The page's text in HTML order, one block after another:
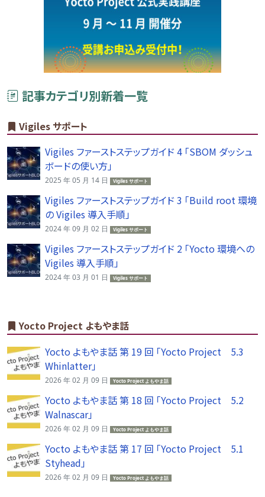
記事カテゴリ別新着一覧
Vigiles サポート
Vigiles ファーストステップガイド 4 「SBOM ダッシュ
ボードの使い方」
2025 年 05 月 14 日 Vigiles サポート
Vigiles ファーストステップガイド 3 「Build root 環境
の Vigiles 導入手順」
2024 年 09 月 02 日 Vigiles サポート
Vigiles ファーストステップガイド 2 「Yocto 環境への
Vigiles 導入手順」
2024 年 03 月 01 日 Vigiles サポート
Yocto Project よもやま話
Yocto よもやま話 第 19 回 「Yocto Project 5.3
Whinlatter」
2026 年 02 月 09 日 Yocto Project よもやま話
Yocto よもやま話 第 18 回 「Yocto Project 5.2
Walnascar」
2026 年 02 月 09 日 Yocto Project よもやま話
Yocto よもやま話 第 17 回 「Yocto Project 5.1
Styhead」
2026 年 02 月 09 日 Yocto Project よもやま話